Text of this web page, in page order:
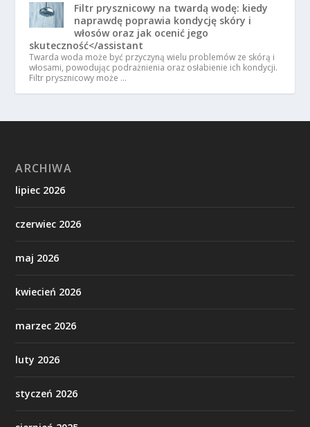
Filtr prysznicowy na twardą wodę: kiedy
naprawdę poprawia kondycję skóry i
włosów oraz jak ocenić jego
skuteczność</assistant
Twarda woda może być przyczyną wielu problemów ze skórą i
włosami, powodując podrażnienia oraz osłabienie ich kondycji.
Filtr prysznicowy może …
ARCHIWA
lipiec 2026
czerwiec 2026
maj 2026
kwiecień 2026
marzec 2026
luty 2026
styczeń 2026